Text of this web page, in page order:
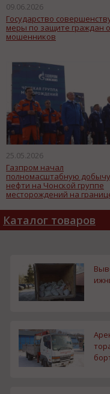
09.06.2026
Государство
меры по защите граждан
мошенников
25.05.2026
Газпром начал
полномасштабную добычу
нефти на Чонской группе
месторождений на
Каталог товаров